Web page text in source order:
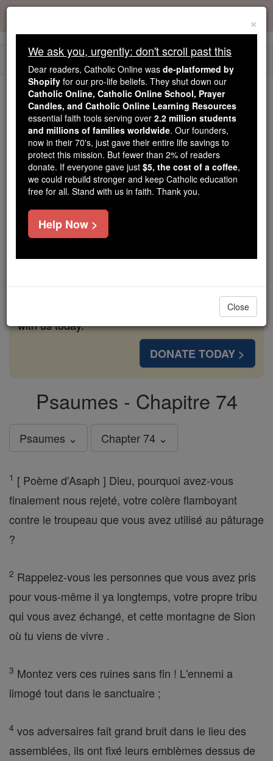
Skip
content
Because of You, 2.2 Million
Students Are Being Formed in the
Faith
Because of generous supporters like you,
Catholic Online School has already delivered
free, faithful Catholic education to over 2.2
million students across 193 countries. In an age
of noise and algorithms, you are helping form
souls with truth, prayer, Scripture, and Christ.
If everyone who reads this gave just $5 — the
families and keep this life-changing formation
free for all. Be Courageous. Be Catholic. Stand
with us today.
DONATE TODAY >
Psaumes - Chapitre 74
Psaumes ⌄ Chapter 74 ⌄
1 [ Poème d'Asaph ] Dieu, pourquoi avez-vous
finalement nous rejeté, votre colère flamboyant
contre le troupeau que vous avez utilisé au pâturage
?
2 Rappelez-vous les personnes que vous avez pris
pour vous-même il ya longtemps, votre propre tribu
qui vous avez échangé, et cette montagne de Sion
où tu viens de vivre .
3 Montez vers ces ruines sans fin ! L'ennemi a
limogé tout dans le sanctuaire ;
4 vos adversaires fait grand bruit dans le lieu des
assemblées, ils ont fixé leurs emblèmes dessus de
×
We ask you, urgently: don't scroll past this
Dear readers, Catholic Online was de-platformed by
Shopify for our pro-life beliefs. They shut down our
Catholic Online, Catholic Online School, Prayer
Candles, and Catholic Online Learning Resources
essential faith tools serving over 2.2 million students
and millions of families worldwide. Our founders,
now in their 70's, just gave their entire life savings to
protect this mission. But fewer than 2% of readers
donate. If everyone gave just $5, the cost of a coffee,
we could rebuild stronger and keep Catholic education
free for all. Stand with us in faith. Thank you.
Help Now >
Close